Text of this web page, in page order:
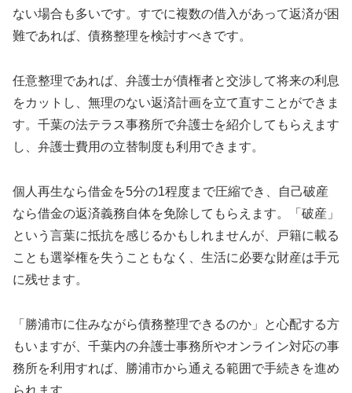
ない場合も多いです。すでに複数の借入があって返済が困
難であれば、債務整理を検討すべきです。
任意整理であれば、弁護士が債権者と交渉して将来の利息
をカットし、無理のない返済計画を立て直すことができま
す。千葉の法テラス事務所で弁護士を紹介してもらえます
し、弁護士費用の立替制度も利用できます。
個人再生なら借金を5分の1程度まで圧縮でき、自己破産
なら借金の返済義務自体を免除してもらえます。「破産」
という言葉に抵抗を感じるかもしれませんが、戸籍に載る
ことも選挙権を失うこともなく、生活に必要な財産は手元
に残せます。
「勝浦市に住みながら債務整理できるのか」と心配する方
もいますが、千葉内の弁護士事務所やオンライン対応の事
務所を利用すれば、勝浦市から通える範囲で手続きを進め
られます。